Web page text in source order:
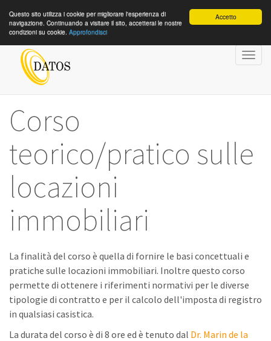
Accetto
Questo sito utilizza i cookie per migliorare l'esperienza di
navigazione. Continuando a visitare il sito, accetterai le nostre
condizioni su cookie. Approfondisci
Corso
teorico/pratico sulle
locazioni
immobiliari
La finalità del corso è quella di fornire le basi concettuali e
pratiche sulle locazioni immobiliari. Inoltre questo corso
permette di ottenere i riferimenti normativi per le diverse
tipologie di contratto e per il calcolo dell'imposta di registro
in qualsiasi casistica.
La durata del corso è di 8 ore ed è tenuto dal Dr. Marin de la